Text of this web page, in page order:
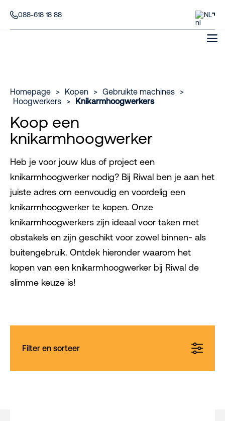
088-618 18 88 NL
Homepage > Kopen > Gebruikte machines
>
Hoogwerkers
> Knikarmhoogwerkers
Koop een
knikarmhoogwerker
Heb je voor jouw klus of project een
knikarmhoogwerker nodig? Bij Riwal ben je aan het
juiste adres om eenvoudig en voordelig een
knikarmhoogwerker te kopen. Onze
knikarmhoogwerkers zijn ideaal voor taken met
obstakels en zijn geschikt voor zowel binnen- als
buitengebruik. Ontdek hieronder waarom het
kopen van een knikarmhoogwerker bij Riwal de
slimme keuze is!
Filter en sorteer